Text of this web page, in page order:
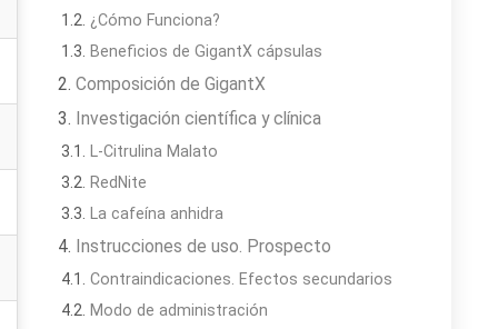
¿Cómo Funciona?
Beneficios de GigantX cápsulas
Composición de GigantX
Investigación científica y clínica
L-Citrulina Malato
RedNite
La cafeína anhidra
Instrucciones de uso. Prospecto
Contraindicaciones. Efectos secundarios
Modo de administración